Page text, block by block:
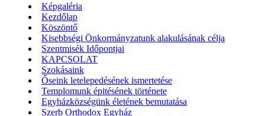
Képgaléria
Kezdőlap
Köszöntő
Kisebbségi Önkormányzatunk alakulásának célja
Szentmisék Időpontjai
KAPCSOLAT
Szokásaink
Őseink letelepedésének ismertetése
Templomunk épitésének története
Egyházközségünk életének bemutatása
Szerb Orthodox Egyház